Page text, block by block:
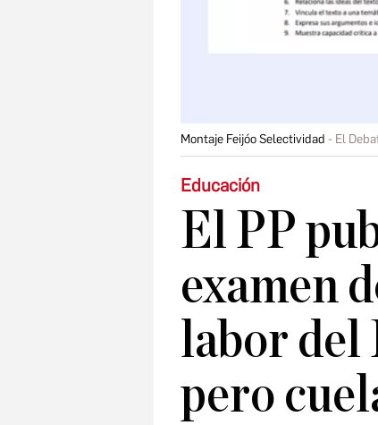
Montaje Feijóo Selectividad El
Educación
​El PP
examen
labor del
pero